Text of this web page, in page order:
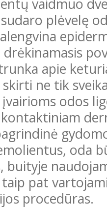
vaidmuo
plėvelę
apie
ne tik
odos
oda
buityje
pat
procedūras.